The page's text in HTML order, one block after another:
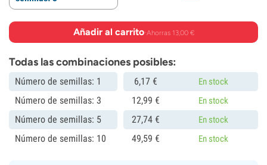
Añadir al carrito·Ahorras 13,00 €
Todas las combinaciones posibles:
Número de semillas: 1 6,17 € En stock
Número de semillas: 3 12,99 € En stock
Número de semillas: 5 27,74 € En stock
Número de semillas: 10 49,59 € En stock